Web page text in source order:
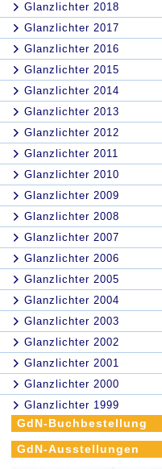
Glanzlichter 2018
Glanzlichter 2017
Glanzlichter 2016
Glanzlichter 2015
Glanzlichter 2014
Glanzlichter 2013
Glanzlichter 2012
Glanzlichter 2011
Glanzlichter 2010
Glanzlichter 2009
Glanzlichter 2008
Glanzlichter 2007
Glanzlichter 2006
Glanzlichter 2005
Glanzlichter 2004
Glanzlichter 2003
Glanzlichter 2002
Glanzlichter 2001
Glanzlichter 2000
Glanzlichter 1999
GdN-Buchbestellung
GdN-Ausstellungen